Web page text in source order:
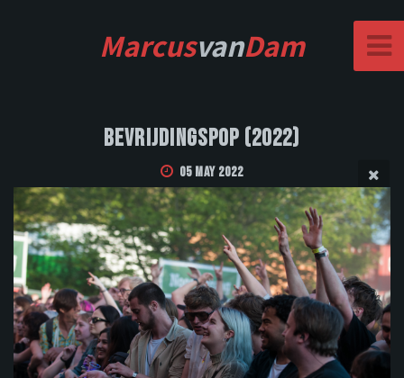
MarcusvanDam
Bevrijdingspop (2022)
05 May 2022